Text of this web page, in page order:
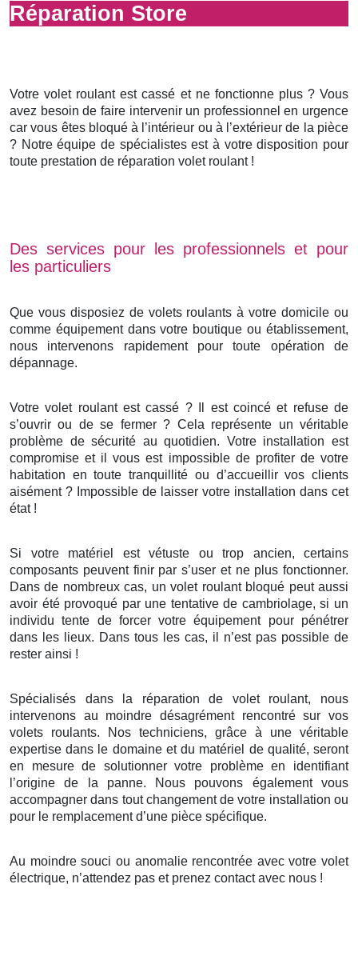
Réparation Store
Votre volet roulant est cassé et ne fonctionne plus ? Vous
avez besoin de faire intervenir un professionnel en urgence
car vous êtes bloqué à l’intérieur ou à l’extérieur de la pièce
? Notre équipe de spécialistes est à votre disposition pour
toute prestation de réparation volet roulant !
Des services pour les professionnels et pour
les particuliers
Que vous disposiez de volets roulants à votre domicile ou
comme équipement dans votre boutique ou établissement,
nous intervenons rapidement pour toute opération de
dépannage.
Votre volet roulant est cassé ? Il est coincé et refuse de
s’ouvrir ou de se fermer ? Cela représente un véritable
problème de sécurité au quotidien. Votre installation est
compromise et il vous est impossible de profiter de votre
habitation en toute tranquillité ou d’accueillir vos clients
aisément ? Impossible de laisser votre installation dans cet
état !
Si votre matériel est vétuste ou trop ancien, certains
composants peuvent finir par s’user et ne plus fonctionner.
Dans de nombreux cas, un volet roulant bloqué peut aussi
avoir été provoqué par une tentative de cambriolage, si un
individu tente de forcer votre équipement pour pénétrer
dans les lieux. Dans tous les cas, il n’est pas possible de
rester ainsi !
Spécialisés dans la réparation de volet roulant, nous
intervenons au moindre désagrément rencontré sur vos
volets roulants. Nos techniciens, grâce à une véritable
expertise dans le domaine et du matériel de qualité, seront
en mesure de solutionner votre problème en identifiant
l’origine de la panne. Nous pouvons également vous
accompagner dans tout changement de votre installation ou
pour le remplacement d’une pièce spécifique.
Au moindre souci ou anomalie rencontrée avec votre volet
électrique, n’attendez pas et prenez contact avec nous !